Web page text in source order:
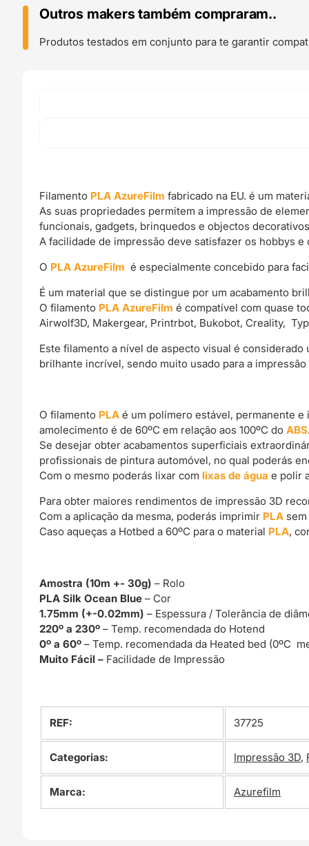
(AMOSTRA)
Ocean
Blue
Outros makers também compraram..
Produtos testados em conjunto para te garantir
Filamento PLA AzureFilmfabricado na EU. é um
As suas propriedades permitem a impressão de
funcionais, gadgets, brinquedos e objectos
A facilidade de impressão deve satisfazer os hobbys
O PLA AzureFilm é especialmente concebido para
É um material que se distingue por um acabamento
O filamento PLA AzureFilmé compatível com quase
Airwolf3D, Makergear, Printrbot, Bukobot, Creality,
Este filamento a nível de aspecto visual é
brilhante incrível, sendo muito usado para a
O filamento PLA é um polímero estável, permanente
amolecimento é de 60ºC em relação aos 100ºC doABS
Se desejar obter acabamentos superficiais
profissionais de pintura automóvel, no qual poderás
Com o mesmo poderás lixar com lixas de água e polir
Para obter maiores rendimentos de impressão 3D
Com a aplicação da mesma, poderás imprimir PLA
Caso aqueças a Hotbed a 60ºC para o material PLA,
Amostra (10m +- 30g) – Rolo
PLA Silk Ocean Blue– Cor
1.75mm (+-0.02mm)– Espessura / Tolerância de
220º a 230º– Temp. recomendada do Hotend
0º a 60º– Temp. recomendada da Heated bed (0ºC
Muito Fácil – Facilidade de Impressão
REF: 37725
Categorias: Impressão 3D,
Marca: Azurefilm